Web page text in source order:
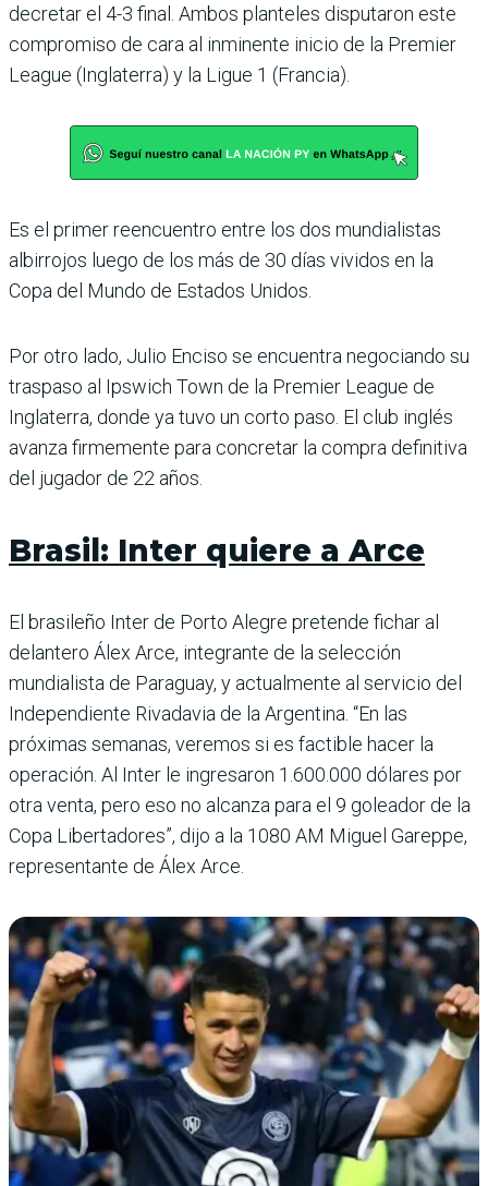
decretar el 4-3 final. Ambos planteles disputaron este
compromiso de cara al inminente inicio de la Premier
League (Inglaterra) y la Ligue 1 (Francia).
Es el primer reencuentro entre los dos mundialistas
albirrojos luego de los más de 30 días vividos en la
Copa del Mundo de Estados Unidos.
Por otro lado, Julio Enciso se encuentra negociando su
traspaso al Ipswich Town de la Premier League de
Inglaterra, donde ya tuvo un corto paso. El club inglés
avanza firmemente para concretar la compra definitiva
del jugador de 22 años.
Brasil: Inter quiere a Arce
El brasileño Inter de Porto Alegre pretende fichar al
delantero Álex Arce, integrante de la selección
mundialista de Paraguay, y actualmente al servicio del
Independiente Rivadavia de la Argentina. “En las
próximas semanas, veremos si es factible hacer la
operación. Al Inter le ingresaron 1.600.000 dólares por
otra venta, pero eso no alcanza para el 9 goleador de la
Copa Libertadores”, dijo a la 1080 AM Miguel Gareppe,
representante de Álex Arce.